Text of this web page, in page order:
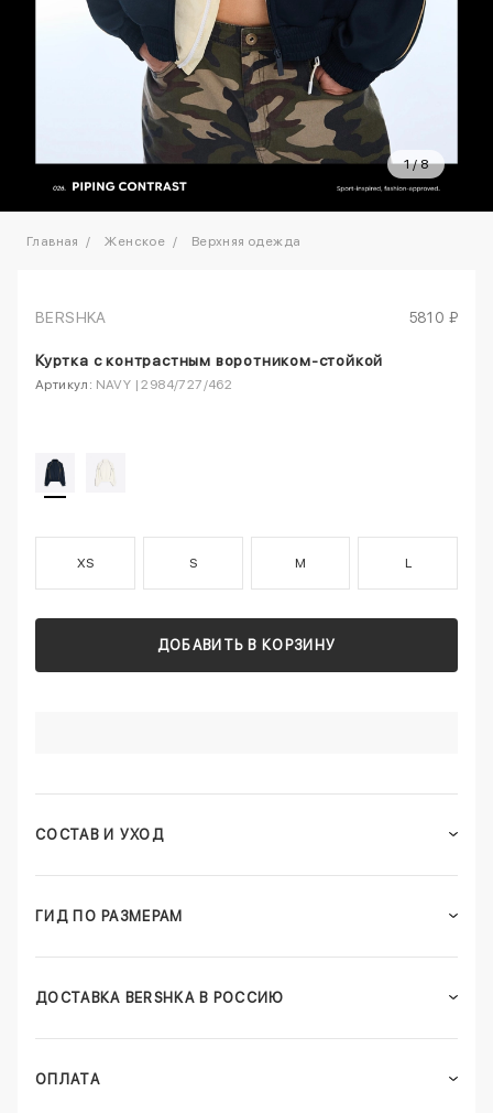
1/8
Главная Женское Верхняя одежда
BERSHKA 5810 ₽
Куртка с контрастным воротником-стойкой
Артикул: NAVY | 2984/727/462
XS S M L
ДОБАВИТЬ В КОРЗИНУ
СОСТАВ И УХОД
ГИД ПО РАЗМЕРАМ
ДОСТАВКА BERSHKA В РОССИЮ
ОПЛАТА